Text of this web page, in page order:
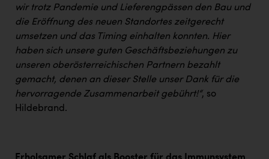
wir trotz Pandemie und Lieferengpässen den Bau und
die Eröffnung des neuen Standortes zeitgerecht
umsetzen und das Timing einhalten konnten. Hier
haben sich unsere guten Geschäftsbeziehungen zu
unseren oberösterreichischen Partnern bezahlt
gemacht, denen an dieser Stelle unser Dank für die
hervorragende Zusammenarbeit gebührt!“, so
Hildebrand.